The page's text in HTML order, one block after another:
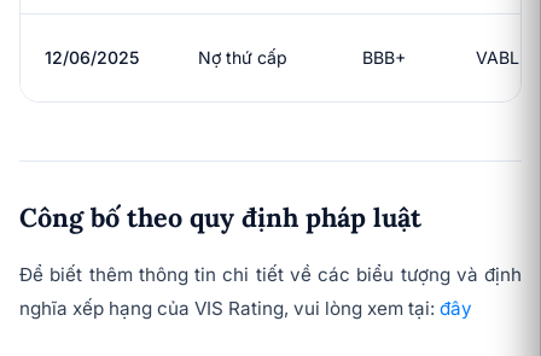
12/06/2025 Nợ thứ cấp BBB+
Công bố theo quy định pháp luật
Để biết thêm thông tin chi tiết về các biểu tượng và định
nghĩa xếp hạng của VIS Rating, vui lòng xem tại: đây